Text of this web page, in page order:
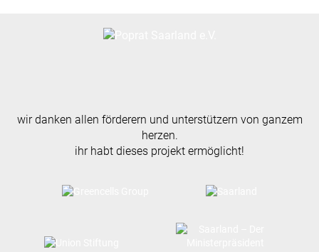
wir danken allen förderern und unterstützern von ganzem
herzen.
ihr habt dieses projekt ermöglicht!